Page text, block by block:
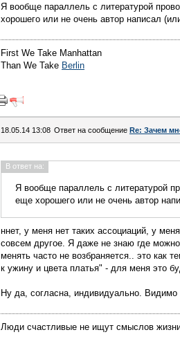
Я вообще параллель с литературой
хорошего или не очень автор написал
First We Take Manhattan
Than We Take Berlin
18.05.14 13:08 Ответ на сообщение Re: Зачем
В ответ на:
Я вообще параллель с литературой
еще хорошего или не очень автор
ннет, у меня нет таких ассоциаций, у
совсем другое. Я даже не знаю где
менять часто не возбраняется.. это как
к ужину и цвета платья" - для меня это
Ну да, согласна, индивидуально.
Люди счастливые не ищут смыслов